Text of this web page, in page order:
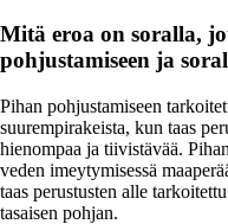
Mitä eroa on soralla,
pohjustamiseen ja
Pihan pohjustamiseen
suurempirakeista, kun taas
hienompaa ja tiivistävää.
veden imeytymisessä
taas perustusten alle
tasaisen pohjan.